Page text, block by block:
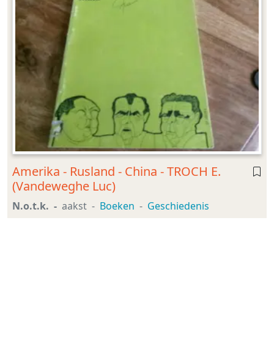
Amerika - Rusland - China - TROCH E.
(Vandeweghe Luc)
N.o.t.k. aakst Boeken Geschiedenis